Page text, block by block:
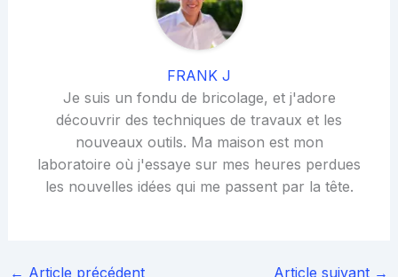
FRANK J
Je suis un fondu de bricolage, et j'adore
découvrir des techniques de travaux et les
nouveaux outils. Ma maison est mon
laboratoire où j'essaye sur mes heures perdues
les nouvelles idées qui me passent par la tête.
← Article précédent Article suivant →